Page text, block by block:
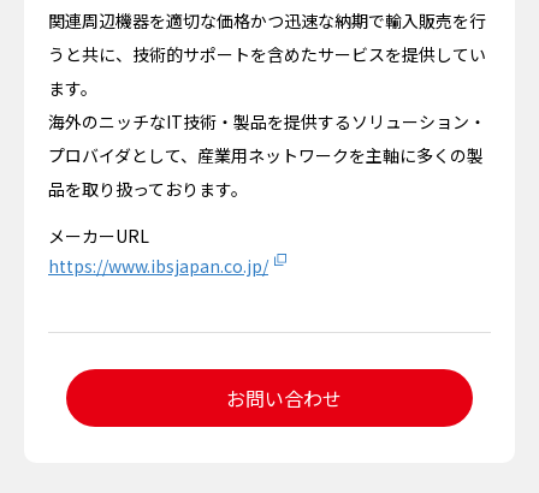
関連周辺機器を適切な価格かつ迅速な納期で輸入販売を行
うと共に、技術的サポートを含めたサービスを提供してい
ます。
海外のニッチなIT技術・製品を提供するソリューション・
プロバイダとして、産業用ネットワークを主軸に多くの製
品を取り扱っております。
メーカーURL
https://www.ibsjapan.co.jp/
お問い合わせ